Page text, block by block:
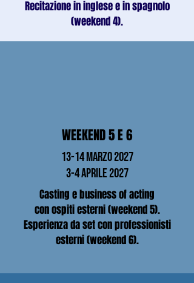
Recitazione in inglese e in spagnolo
(weekend 4).
WEEKEND 5 E 6
13-14 marzo 2027
3-4 aprile 2027
Casting e business of acting
con ospiti esterni (weekend 5).
Esperienza da set con professionisti
esterni (weekend 6).